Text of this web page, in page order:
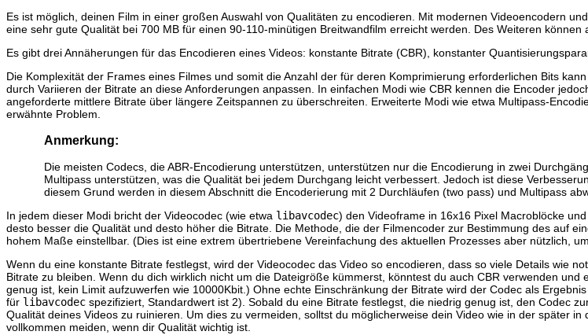
Es ist möglich, deinen Film in einer großen Auswahl von Qualitäten zu encodieren. Mit modernen Videoencodern
eine sehr gute Qualität bei 700 MB für einen 90-110-minütigen Breitwandfilm erreicht werden. Des Weiteren
Es gibt drei Annäherungen für das Encodieren eines Videos: konstante Bitrate (CBR), konstanter
Die Komplexität der Frames eines Filmes und somit die Anzahl der für deren Komprimierung erforderlichen Bits
durch Variieren der Bitrate an diese Anforderungen anpassen. In einfachen Modi wie CBR kennen die Encoder
angeforderte mittlere Bitrate über längere Zeitspannen zu überschreiten. Erweiterte Modi wie etwa Multipass-
erwähnte Problem.
Anmerkung:
Die meisten Codecs, die ABR-Encodierung unterstützen, unterstützen nur die Encodierung in zwei
Multipass unterstützen, was die Qualität bei jedem Durchgang leicht verbessert. Jedoch ist diese
diesem Grund werden in diesem Abschnitt die Encoderierung mit 2 Durchläufen (two pass) und Multipass
In jedem dieser Modi bricht der Videocodec (wie etwa libavcodec) den Videoframe in 16x16 Pixel Macroblöcke
desto besser die Qualität und desto höher die Bitrate. Die Methode, die der Filmencoder zur Bestimmung des auf
hohem Maße einstellbar. (Dies ist eine extrem übertriebene Vereinfachung des aktuellen Prozesses aber nützlich,
Wenn du eine konstante Bitrate festlegst, wird der Videocodec das Video so encodieren, dass so viele Details wie
Bitrate zu bleiben. Wenn du dich wirklich nicht um die Dateigröße kümmerst, könntest du auch CBR verwenden
genug ist, kein Limit aufzuwerfen wie 10000Kbit.) Ohne echte Einschränkung der Bitrate wird der Codec als
für libavcodec spezifiziert, Standardwert ist 2). Sobald du eine Bitrate festlegst, die niedrig genug ist, den Codec
Qualität deines Videos zu ruinieren. Um dies zu vermeiden, solltst du möglicherweise dein Video wie in der später
vollkommen meiden, wenn dir Qualität wichtig ist.